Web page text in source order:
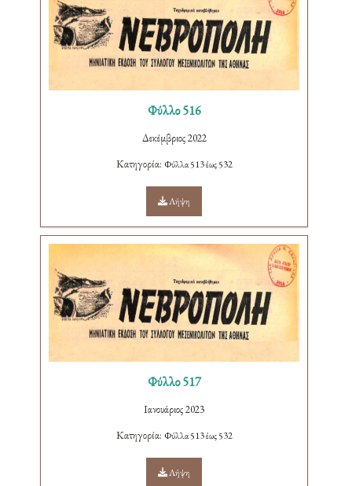
Φύλλο 516
Δεκέμβριος 2022
Κατηγορία: Φύλλα 513 έως 532
Λήψη
Φύλλο 517
Ιανουάριος 2023
Κατηγορία: Φύλλα 513 έως 532
Λήψη